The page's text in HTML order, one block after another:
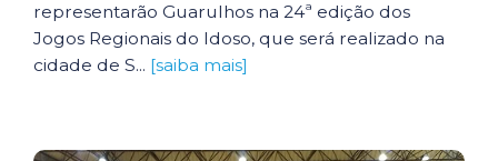
representarão Guarulhos na 24ª edição dos
Jogos Regionais do Idoso, que será realizado na
cidade de S... [saiba mais]